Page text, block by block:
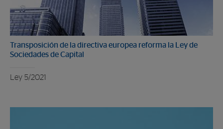
Transposición de la directiva europea reforma la Ley de
Sociedades de Capital
Ley 5/2021